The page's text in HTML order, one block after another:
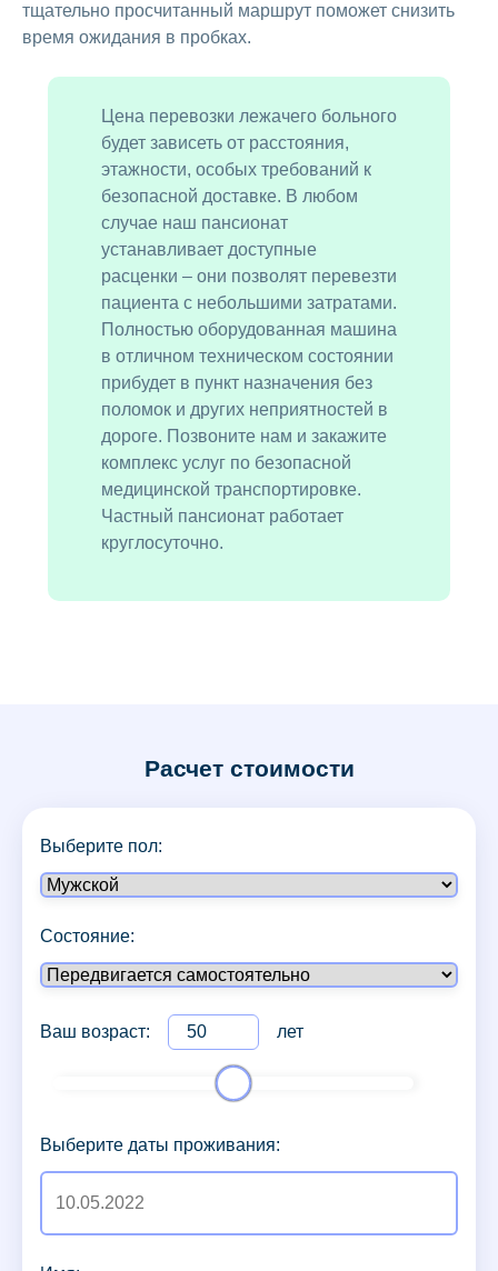
тщательно просчитанный маршрут поможет снизить
время ожидания в пробках.
Цена перевозки лежачего больного
будет зависеть от расстояния,
этажности, особых требований к
безопасной доставке. В любом
случае наш пансионат
устанавливает доступные
расценки – они позволят перевезти
пациента с небольшими затратами.
Полностью оборудованная машина
в отличном техническом состоянии
прибудет в пункт назначения без
поломок и других неприятностей в
дороге. Позвоните нам и закажите
комплекс услуг по безопасной
медицинской транспортировке.
Частный пансионат работает
круглосуточно.
Расчет стоимости
Выберите пол:
Состояние:
Ваш возраст: лет
Выберите даты проживания: